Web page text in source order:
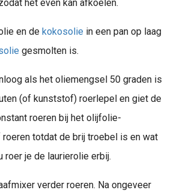
het even kan afkoelen.
en de kokosolie in een pan op laag
gesmolten is.
als het oliemengsel 50 graden is
(of kunststof) roerlepel en giet de
roeren bij het olijfolie-
totdat de brij troebel is en wat
roer je de laurierolie erbij.
verder roeren. Na ongeveer